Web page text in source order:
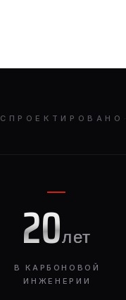
СПРОЕКТИРОВАНО ·
20лет
В КАРБОНОВОЙ
ИНЖЕНЕРИИ